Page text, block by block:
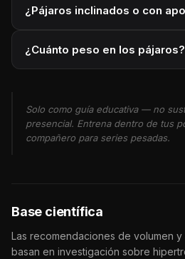
¿Pájaros inclinados o con
¿Cuánto peso en los pájaros?
Solo como guía educativa — no
presencial. Entrena dentro de tus
compañero para series pesadas.
Base científica
Las recomendaciones de volumen
basan en investigación sobre